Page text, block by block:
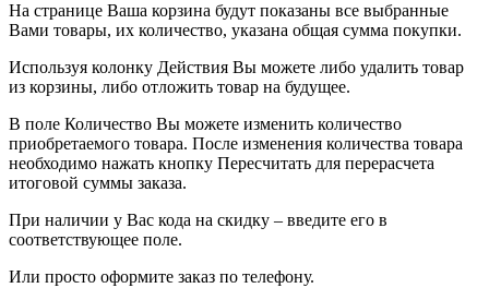
На странице Ваша корзина будут показаны все выбранные
Вами товары, их количество, указана общая сумма покупки.
Используя колонку Действия Вы можете либо удалить товар
из корзины, либо отложить товар на будущее.
В поле Количество Вы можете изменить количество
приобретаемого товара. После изменения количества товара
необходимо нажать кнопку Пересчитать для перерасчета
итоговой суммы заказа.
При наличии у Вас кода на скидку – введите его в
соответствующее поле.
Или просто оформите заказ по телефону.